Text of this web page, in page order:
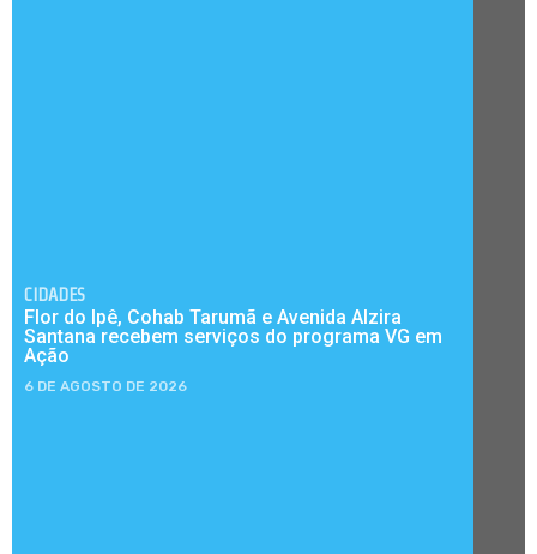
CIDADES
Flor do Ipê, Cohab Tarumã e Avenida Alzira
Santana recebem serviços do programa VG em
Ação
6 DE AGOSTO DE 2026